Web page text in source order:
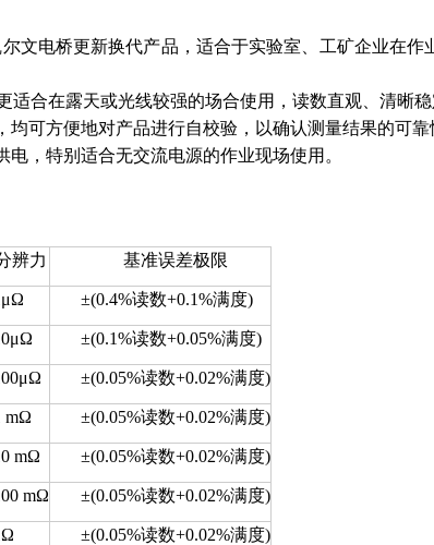
文电桥更新换代产品，适合于实验室、工矿企业在
适合在露天或光线较强的场合使用，读数直观、清晰稳
可方便地对产品进行自校验，以确认测量结果的可靠
，特别适合无交流电源的作业现场使用。
辨力 基准误差极限
±(0.4%读数+0.1%满度)
±(0.1%读数+0.05%满度)
±(0.05%读数+0.02%满度)
mΩ ±(0.05%读数+0.02%满度)
mΩ ±(0.05%读数+0.02%满度)
mΩ ±(0.05%读数+0.02%满度)
±(0.05%读数+0.02%满度)